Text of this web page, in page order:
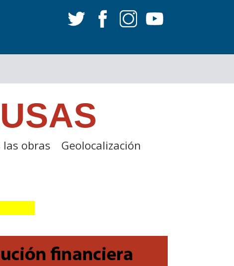
las obras
Geolocalización